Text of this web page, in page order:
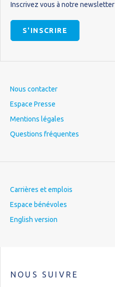
Inscrivez vous à notre newsletter
S'INSCRIRE
Nous contacter
Espace Presse
Mentions légales
Questions fréquentes
Carrières et emplois
Espace bénévoles
English version
NOUS SUIVRE